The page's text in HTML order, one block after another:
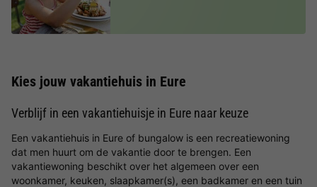
Kies jouw vakantiehuis in Eure
Verblijf in een vakantiehuisje in Eure naar keuze
Een vakantiehuis in Eure of bungalow is een recreatiewoning
dat men huurt om de vakantie door te brengen. Een
vakantiewoning beschikt over het algemeen over een
woonkamer, keuken, slaapkamer(s), een badkamer en een tuin